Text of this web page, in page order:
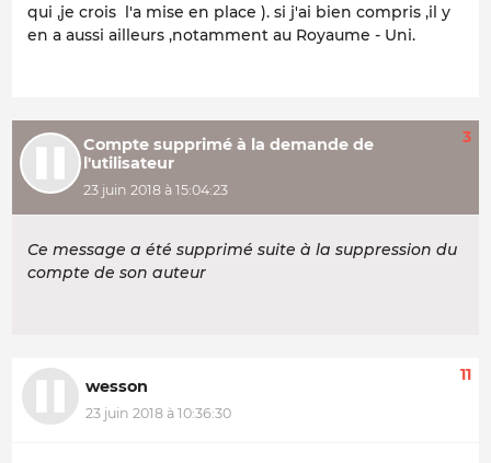
qui ,je crois l'a mise en place ). si j'ai bien compris ,il y
en a aussi ailleurs ,notamment au Royaume - Uni.
Compte supprimé à la demande de
l'utilisateur
23 juin 2018 à 15:04:23
3
Ce message a été supprimé suite à la suppression du
compte de son auteur
wesson
23 juin 2018 à 10:36:30
11